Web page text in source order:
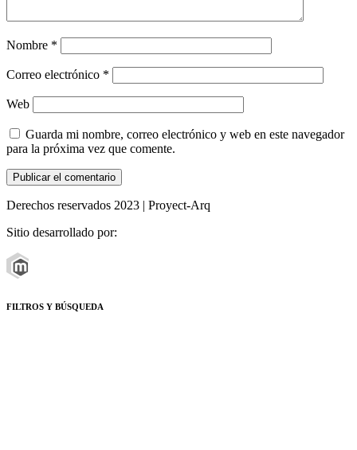
Nombre *
Correo electrónico *
Web
Guarda mi nombre, correo electrónico y web en este navegador
para la próxima vez que comente.
Derechos reservados 2023 | Proyect-Arq
Sitio desarrollado por:
FILTROS Y BÚSQUEDA